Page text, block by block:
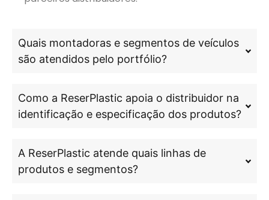
Quais montadoras e segmentos de veículos
são atendidos pelo portfólio?
Como a ReserPlastic apoia o distribuidor na
identificação e especificação dos produtos?
A ReserPlastic atende quais linhas de
produtos e segmentos?